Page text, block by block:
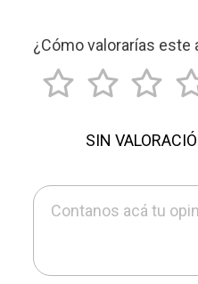
¿Cómo valorarías este
SIN
Contanos acá tu